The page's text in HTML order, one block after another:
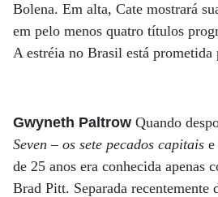
Bolena. Em alta, Cate mostrará
em pelo menos quatro títulos
A estréia no Brasil está prometida
Gwyneth Paltrow Quando
Seven – os sete pecados capitais e
de 25 anos era conhecida apenas
Brad Pitt. Separada